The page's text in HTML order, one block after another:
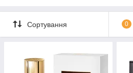
Сортування 0